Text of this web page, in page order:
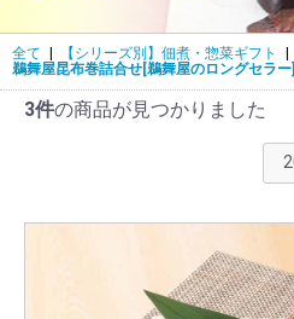
全て 【シリーズ別】佃煮・惣菜ギフト
鵜舞屋昆布巻詰合せ[鵜舞屋のロングセラー]
3件の商品が見つかりました